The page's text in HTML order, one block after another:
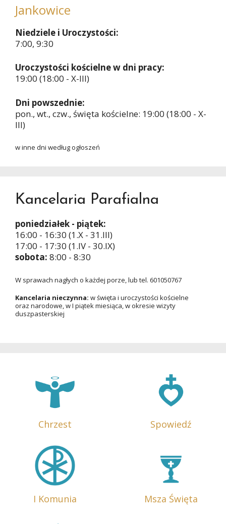
Jankowice
Niedziele i Uroczystości:
7:00, 9:30
Uroczystości kościelne w dni pracy:
19:00 (18:00 - X-III)
Dni powszednie:
pon., wt., czw., święta kościelne: 19:00 (18:00 - X-
III)
w inne dni według ogłoszeń
Kancelaria Parafialna
poniedziałek - piątek:
16:00 - 16:30 (1.X - 31.III)
17:00 - 17:30 (1.IV - 30.IX)
sobota: 8:00 - 8:30
W sprawach nagłych o każdej porze, lub tel. 601050767
Kancelaria nieczynna: w święta i uroczystości kościelne
oraz narodowe, w I piątek miesiąca, w okresie wizyty
duszpasterskiej
Chrzest Spowiedź
I Komunia Msza Święta